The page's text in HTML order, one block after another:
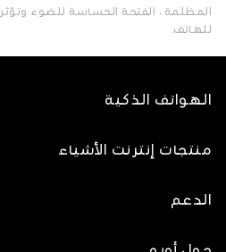
المظلمة ، الفتحة الحساسة للضوء
للهاتف.
الهواتف الذكية
OPPO Reno16 Pro 5G
OPPO Reno16 F 5G
منتجات إنترنت الأشياء
الدعم
إتصل بنا